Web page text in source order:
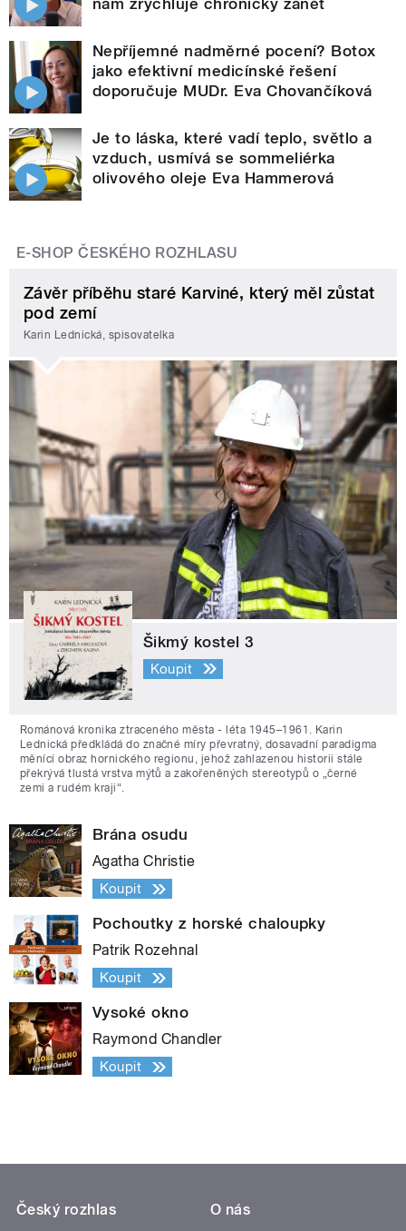
nám zrychluje chronický zánět
Nepříjemné nadměrné pocení? Botox
jako efektivní medicínské řešení
doporučuje MUDr. Eva Chovančíková
Je to láska, které vadí teplo, světlo a
vzduch, usmívá se sommeliérka
olivového oleje Eva Hammerová
E-SHOP ČESKÉHO ROZHLASU
Závěr příběhu staré Karviné, který měl zůstat
pod zemí
Karin Lednická, spisovatelka
Šikmý kostel 3
Koupit
Románová kronika ztraceného města - léta 1945–1961. Karin
Lednická předkládá do značné míry převratný, dosavadní paradigma
měnící obraz hornického regionu, jehož zahlazenou historii stále
překrývá tlustá vrstva mýtů a zakořeněných stereotypů o „černé
zemi a rudém kraji“.
Brána osudu
Agatha Christie
Koupit
Pochoutky z horské chaloupky
Patrik Rozehnal
Koupit
Vysoké okno
Raymond Chandler
Koupit
Český rozhlas
O nás